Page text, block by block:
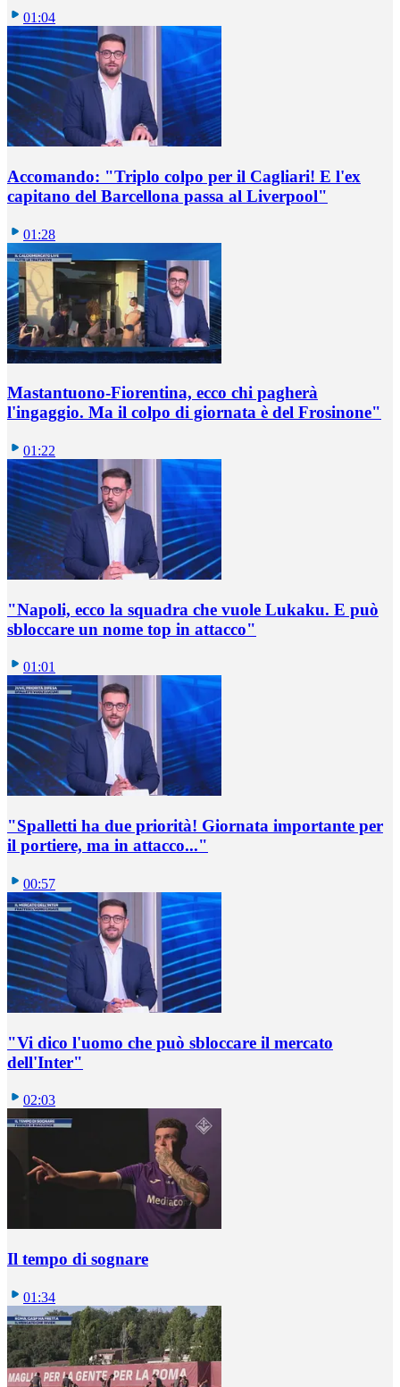
01:04
Accomando: "Triplo colpo per il Cagliari! E l'ex
capitano del Barcellona passa al Liverpool"
01:28
Mastantuono-Fiorentina, ecco chi pagherà
l'ingaggio. Ma il colpo di giornata è del Frosinone"
01:22
"Napoli, ecco la squadra che vuole Lukaku. E può
sbloccare un nome top in attacco"
01:01
"Spalletti ha due priorità! Giornata importante per
il portiere, ma in attacco..."
00:57
"Vi dico l'uomo che può sbloccare il mercato
dell'Inter"
02:03
Il tempo di sognare
01:34